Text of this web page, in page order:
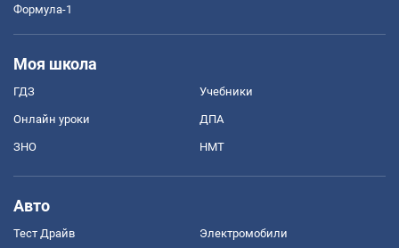
Формула-1
Моя школа
ГДЗ Учебники
Онлайн уроки ДПА
ЗНО НМТ
Авто
Тест Драйв Электромобили